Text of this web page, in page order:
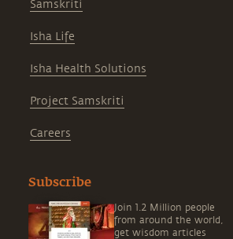
Samskriti
Isha Life
Isha Health Solutions
Project Samskriti
Careers
Subscribe
Join 1.2 Million people
from around the world,
get wisdom articles